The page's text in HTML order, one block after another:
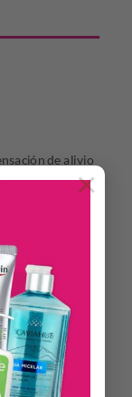
×
de alivio
y
a
frescura.